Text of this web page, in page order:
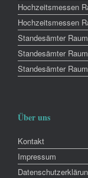
Hochzeitsmessen
Hochzeitsmessen
Standesämter
Standesämter
Standesämter
Über uns
Kontakt
Impressum